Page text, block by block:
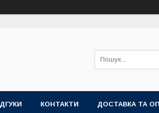
КОНТАКТИ ДОСТАВКА ТА